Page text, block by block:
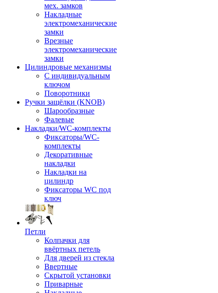
мех. замков
Накладные
электромеханические
замки
Врезные
электромеханические
замки
Цилиндровые механизмы
С индивидуальным
ключом
Поворотники
Ручки защёлки (KNOB)
Шарообразные
Фалевые
Накладки/WC-комплекты
Фиксаторы/WC-
комплекты
Декоративные
накладки
Накладки на
цилиндр
Фиксаторы WC под
ключ
Петли
Колпачки для
ввёртных петель
Для дверей из стекла
Ввертные
Скрытой установки
Приварные